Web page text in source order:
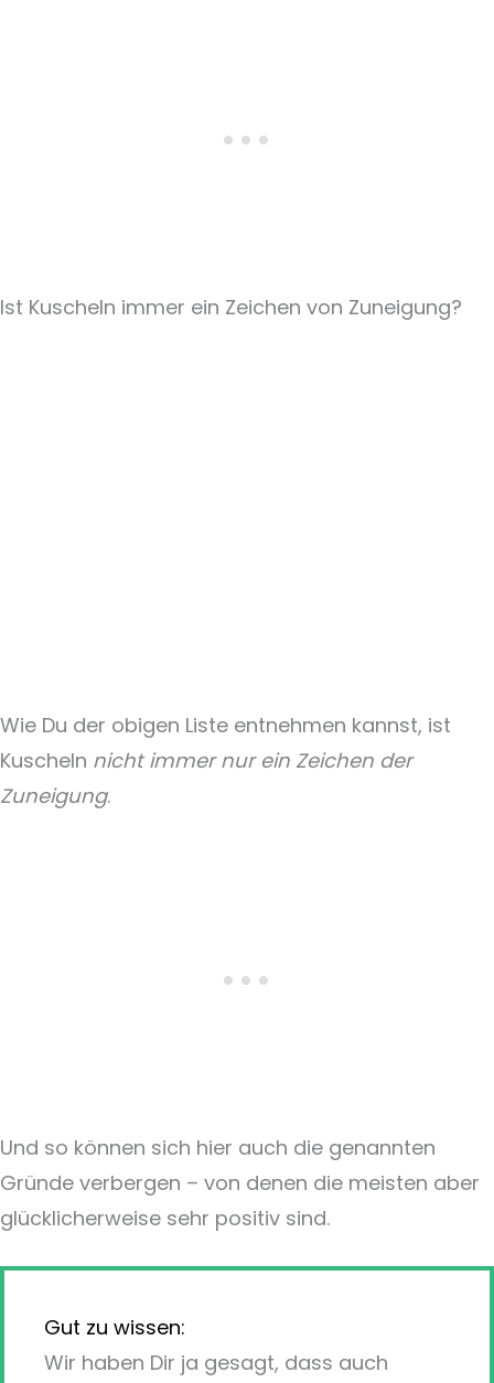
Ist Kuscheln immer ein Zeichen von Zuneigung?
Wie Du der obigen Liste entnehmen kannst, ist
Kuscheln nicht immer nur ein Zeichen der
Zuneigung.
Und so können sich hier auch die genannten
Gründe verbergen – von denen die meisten aber
glücklicherweise sehr positiv sind.
Gut zu wissen:
Wir haben Dir ja gesagt, dass auch